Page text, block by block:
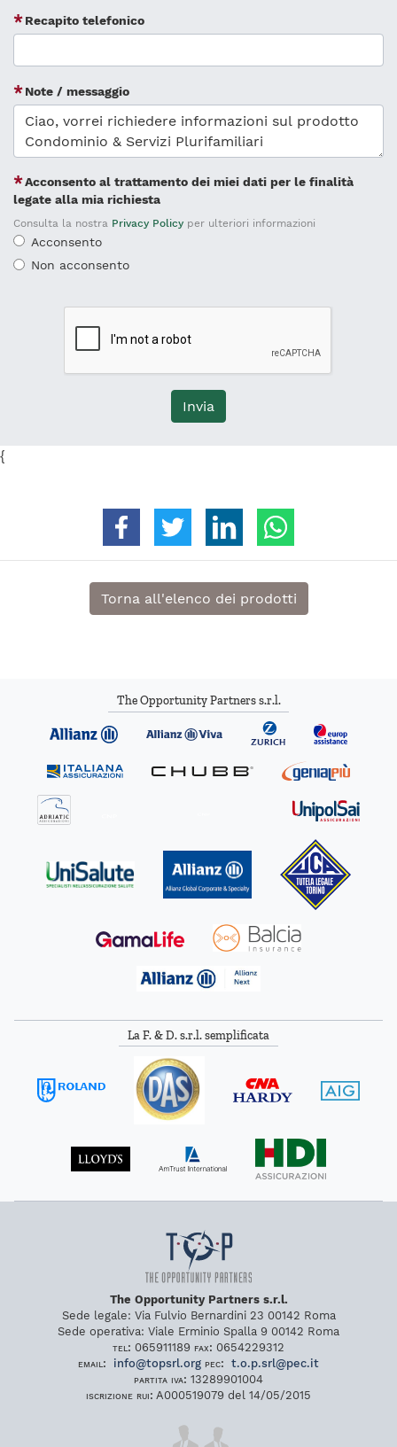
Recapito telefonico
Note / messaggio
Acconsento al trattamento dei miei dati per le finalità
legate alla mia richiesta
Consulta la nostra Privacy Policy per ulteriori informazioni
Acconsento
Non acconsento
Invia
{
Condividi su Facebook
Condividi su Twitter
Condividi su Linkedin
Torna all'elenco dei prodotti
The Opportunity Partners s.r.l.
La F. & D. s.r.l. semplificata
The Opportunity Partners s.r.l.
Sede legale: Via Fulvio Bernardini 23 00142 Roma
Sede operativa: Viale Erminio Spalla 9 00142 Roma
tel: 065911189 fax: 0654229312
email:
info@topsrl.org pec: t.o.p.srl@pec.it
partita iva: 13289901004
iscrizione rui: A000519079 del 14/05/2015